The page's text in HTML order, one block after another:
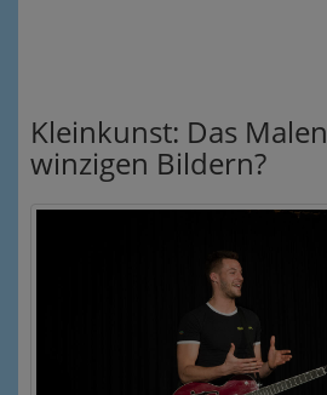
Kleinkunst: Das
winzigen Bildern?